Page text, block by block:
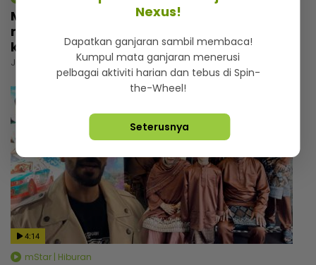
Macam tak percaya umur dah 57 tahun,
rupanya ini amalan mudah Rashdan Baba
kekal awet muda
Jumaat, 07 Ogos 2026 5:00 PM
4:14
mStar | Hiburan
Nexus!
Dapatkan ganjaran sambil membaca!
Kumpul mata ganjaran menerusi
pelbagai aktiviti harian dan tebus di Spin-
the-Wheel!
Seterusnya